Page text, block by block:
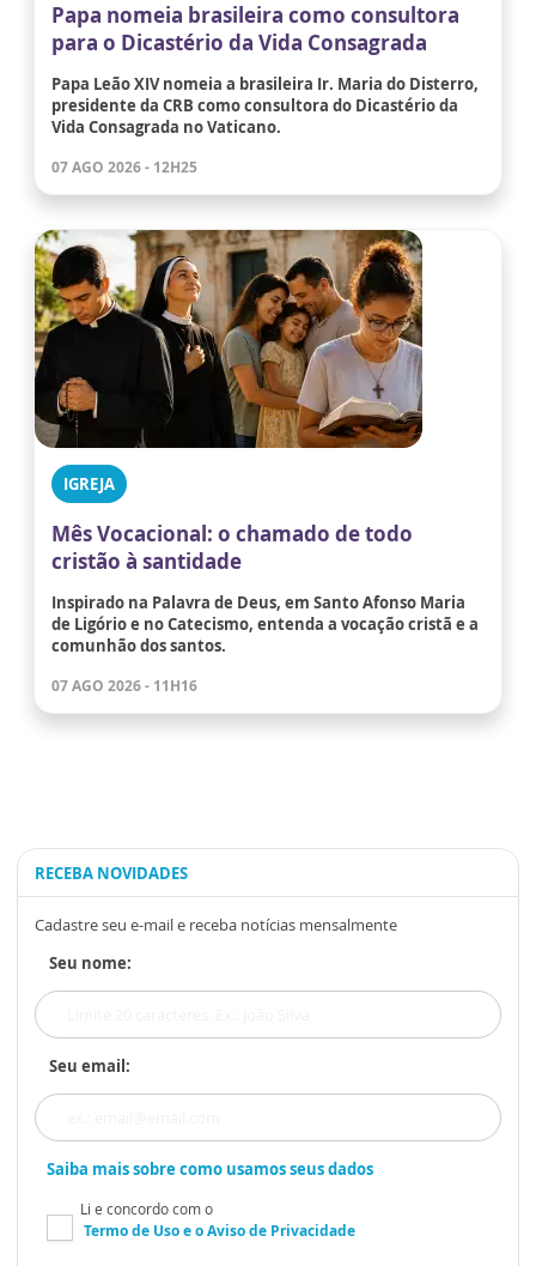
Papa nomeia brasileira como consultora
para o Dicastério da Vida Consagrada
Papa Leão XIV nomeia a brasileira Ir. Maria do Disterro,
presidente da CRB como consultora do Dicastério da
Vida Consagrada no Vaticano.
07 AGO 2026 - 12H25
IGREJA
Mês Vocacional: o chamado de todo
cristão à santidade
Inspirado na Palavra de Deus, em Santo Afonso Maria
de Ligório e no Catecismo, entenda a vocação cristã e a
comunhão dos santos.
07 AGO 2026 - 11H16
RECEBA NOVIDADES
Cadastre seu e-mail e receba notícias mensalmente
Seu nome:
Seu email:
Saiba mais sobre como usamos seus dados
Li e concordo com o
Termo de Usoe oAviso de Privacidade